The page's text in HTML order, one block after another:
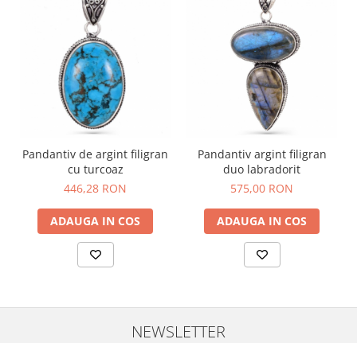
Pandantiv de argint filigran
cu turcoaz
446,28 RON
ADAUGA IN COS
Pandantiv argint filigran
duo labradorit
575,00 RON
ADAUGA IN COS
NEWSLETTER